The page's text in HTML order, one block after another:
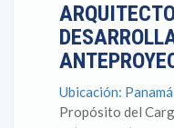
Ubicación:
Propósito del